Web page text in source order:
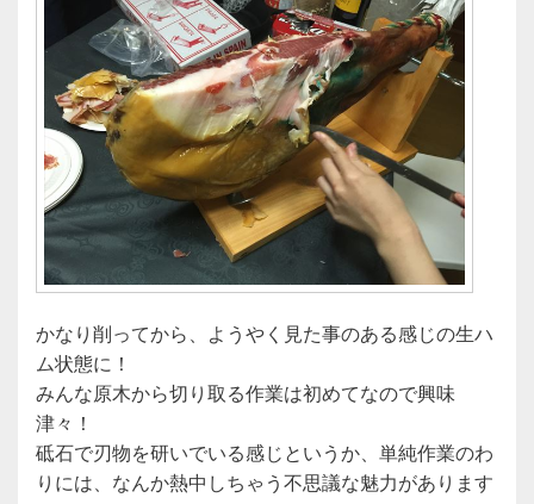
かなり削ってから、ようやく見た事のある感じの生ハ
ム状態に！
みんな原木から切り取る作業は初めてなので興味
津々！
砥石で刃物を研いでいる感じというか、単純作業のわ
りには、なんか熱中しちゃう不思議な魅力があります